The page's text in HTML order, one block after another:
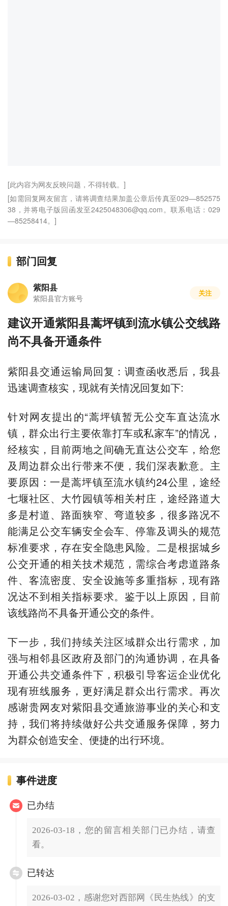
[此内容为网友反映问题，不得转载。]
[如需回复网友留言，请将调查结果加盖公章后传真至029—852575
38，并将电子版回函发至2425048306@qq.com。联系电话：029
—85258414。]
部门回复
紫阳县
紫阳县官方账号
关注
建议开通紫阳县蒿坪镇到流水镇公交线路
尚不具备开通条件
紫阳县交通运输局回复：调查函收悉后，我县
迅速调查核实，现就有关情况回复如下:
针对网友提出的“蒿坪镇暂无公交车直达流水
镇，群众出行主要依靠打车或私家车”的情况，
经核实，目前两地之间确无直达公交车，给您
及周边群众出行带来不便，我们深表歉意。主
要原因：一是蒿坪镇至流水镇约24公里，途经
七堰社区、大竹园镇等相关村庄，途经路道大
多是村道、路面狭窄、弯道较多，很多路况不
能满足公交车辆安全会车、停靠及调头的规范
标准要求，存在安全隐患风险。二是根据城乡
公交开通的相关技术规范，需综合考虑道路条
件、客流密度、安全设施等多重指标，现有路
况达不到相关指标要求。鉴于以上原因，目前
该线路尚不具备开通公交的条件。
下一步，我们持续关注区域群众出行需求，加
强与相邻县区政府及部门的沟通协调，在具备
开通公共交通条件下，积极引导客运企业优化
现有班线服务，更好满足群众出行需求。再次
感谢贵网友对紫阳县交通旅游事业的关心和支
持，我们将持续做好公共交通服务保障，努力
为群众创造安全、便捷的出行环境。
事件进度
已办结
2026-03-18，您的留言相关部门已办结，请查
看。
已转达
2026-03-02，感谢您对西部网《民生热线》的支